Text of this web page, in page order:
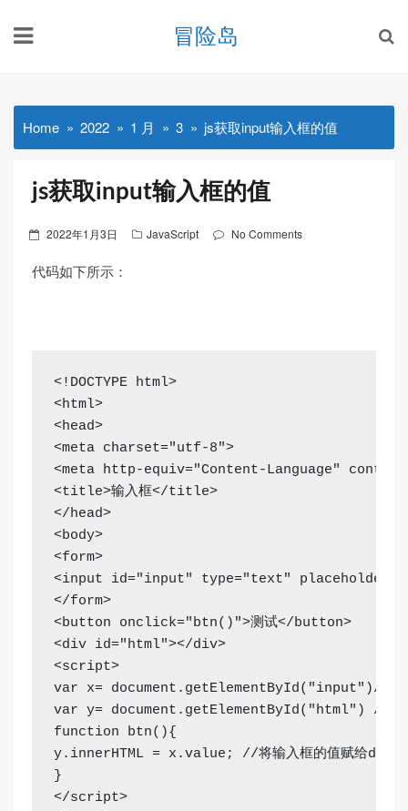
冒险岛
Home 2022 1 月 3 js获取input输入框的值
js获取input输入框的值
Posted
2022年1月3日 JavaScript No Comments
代码如下所示：
<!DOCTYPE html>
<html>
<head>
<meta charset="utf-8">
<meta http-equiv="Content-Language"
<title>输入框</title>
</head>
<body>
<form>
<input id="input" type="text" placeholder="请
</form>
<button onclick="btn()">测试</button>
<div id="html"></div>
<script>
var x= document.getElementById("input")//获取
var y= document.getElementById("html") //获
function btn(){
y.innerHTML = x.value; //将输入框的值赋给div标
}
</script>